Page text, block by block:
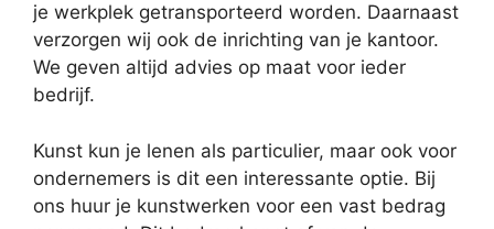
je werkplek getransporteerd worden. Daarnaast
verzorgen wij ook de inrichting van je kantoor.
We geven altijd advies op maat voor ieder
bedrijf.
Kunst kun je lenen als particulier, maar ook voor
ondernemers is dit een interessante optie. Bij
ons huur je kunstwerken voor een vast bedrag